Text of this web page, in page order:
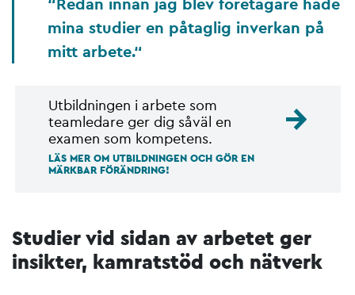
mina studier en påtaglig inverkan på
mitt arbete.
Utbildningen i arbete som
teamledare ger dig såväl en
examen som kompetens.
LÄS MER OM UTBILDNINGEN OCH GÖR EN
MÄRKBAR FÖRÄNDRING!
Studier vid sidan av arbetet ger
insikter, kamratstöd och nätverk